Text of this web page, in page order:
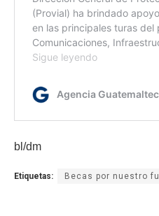
bl/dm
Etiquetas: Becas por nuestro